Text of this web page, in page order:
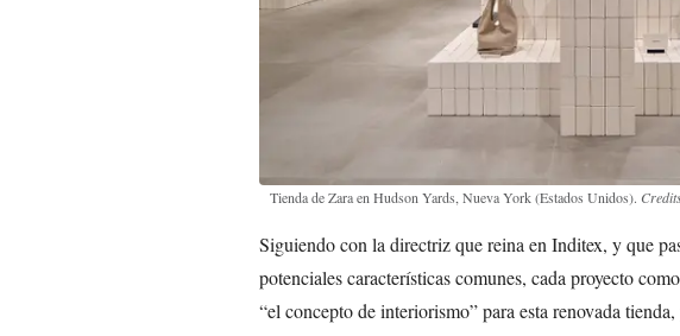
Tienda de Zara en Hudson Yards, Nueva York (Estados Unidos).
Siguiendo con la directriz que reina en Inditex, y que
potenciales características comunes, cada proyecto
“el concepto de interiorismo” para esta renovada